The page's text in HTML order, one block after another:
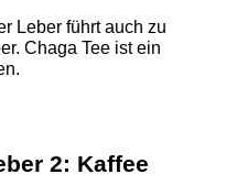
Leber führt auch zu
Chaga Tee ist ein
2: Kaffee